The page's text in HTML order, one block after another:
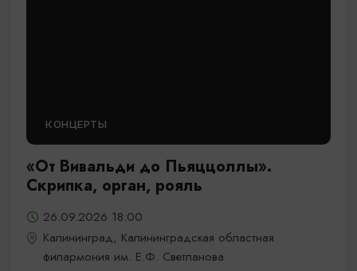
КОНЦЕРТЫ
«От Вивальди до Пьяццоллы».
Скрипка, орган, рояль
26.09.2026 18:00
Калининград, Калининградская областная
филармония им. Е.Ф. Светланова